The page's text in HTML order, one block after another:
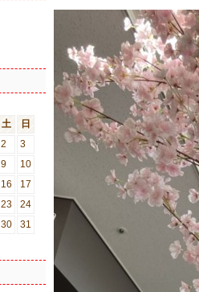
土
日
2
3
9
10
16
17
23
24
30
31